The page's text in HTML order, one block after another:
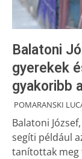
Balatoni
gyerekek
gyakoribb
POMARANSKI
Balatoni
segíti például
tanítottak meg